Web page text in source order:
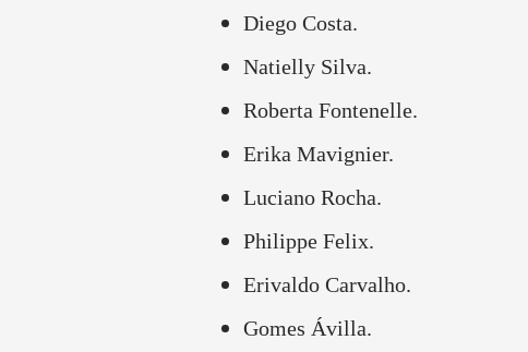
Diego Costa.
Natielly Silva.
Roberta Fontenelle.
Erika Mavignier.
Luciano Rocha.
Philippe Felix.
Erivaldo Carvalho.
Gomes Ávilla.